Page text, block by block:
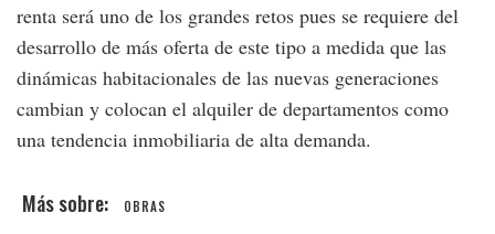
renta será uno de los grandes retos pues se requiere del
desarrollo de más oferta de este tipo a medida que las
dinámicas habitacionales de las nuevas generaciones
cambian y colocan el alquiler de departamentos como
una tendencia inmobiliaria de alta demanda.
OBRAS